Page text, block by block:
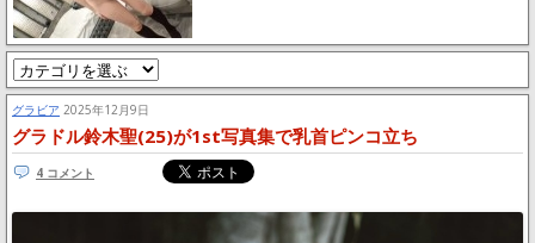
グラビア 2025年12月9日
グラドル鈴木聖(25)が1st写真集で乳首ピンコ立ち
4 コメント